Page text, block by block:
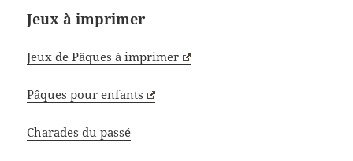
Jeux à imprimer
Jeux de Pâques à imprimer
Pâques pour enfants
Charades du passé